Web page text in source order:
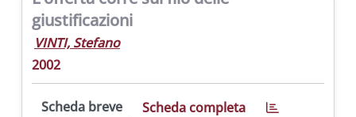
giustificazioni
VINTI, Stefano
2002
Scheda breve Scheda completa